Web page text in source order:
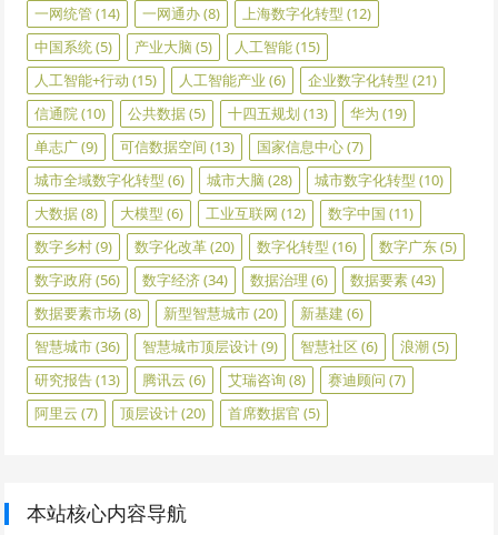
一网统管(14) 一网通办(8) 上海数字化转型 (12)
中国系统(5) 产业大脑 (5) 人工智能(15)
人工智能+行动 (15) 人工智能产业 (6) 企业数字化转型 (21)
信通院(10) 公共数据(5) 十四五规划 (13) 华为 (19)
单志广(9) 可信数据空间 (13) 国家信息中心(7)
城市全域数字化转型 (6) 城市大脑 (28) 城市数字化转型 (10)
大数据(8) 大模型 (6) 工业互联网 (12) 数字中国 (11)
数字乡村(9) 数字化改革(20) 数字化转型 (16) 数字广东(5)
数字政府(56) 数字经济(34) 数据治理 (6) 数据要素(43)
数据要素市场 (8) 新型智慧城市(20) 新基建 (6)
智慧城市(36) 智慧城市顶层设计(9) 智慧社区 (6) 浪潮(5)
研究报告(13) 腾讯云 (6) 艾瑞咨询 (8) 赛迪顾问 (7)
阿里云 (7) 顶层设计(20) 首席数据官 (5)
本站核心内容导航